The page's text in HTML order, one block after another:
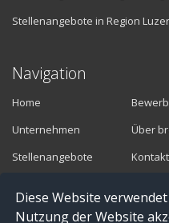
Diese Website
Nutzung der Website
Stellenangebote in Region
Navigation
Home
Unternehmen
Stellenangebote
Über
Kontakt
Vermittler